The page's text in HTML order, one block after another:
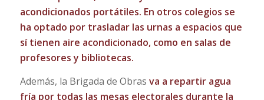
acondicionados portátiles. En otros colegios se
ha optado por trasladar las urnas a espacios que
sí tienen aire acondicionado, como en salas de
profesores y bibliotecas.
Además, la Brigada de Obras va a repartir agua
fría por todas las mesas electorales durante la